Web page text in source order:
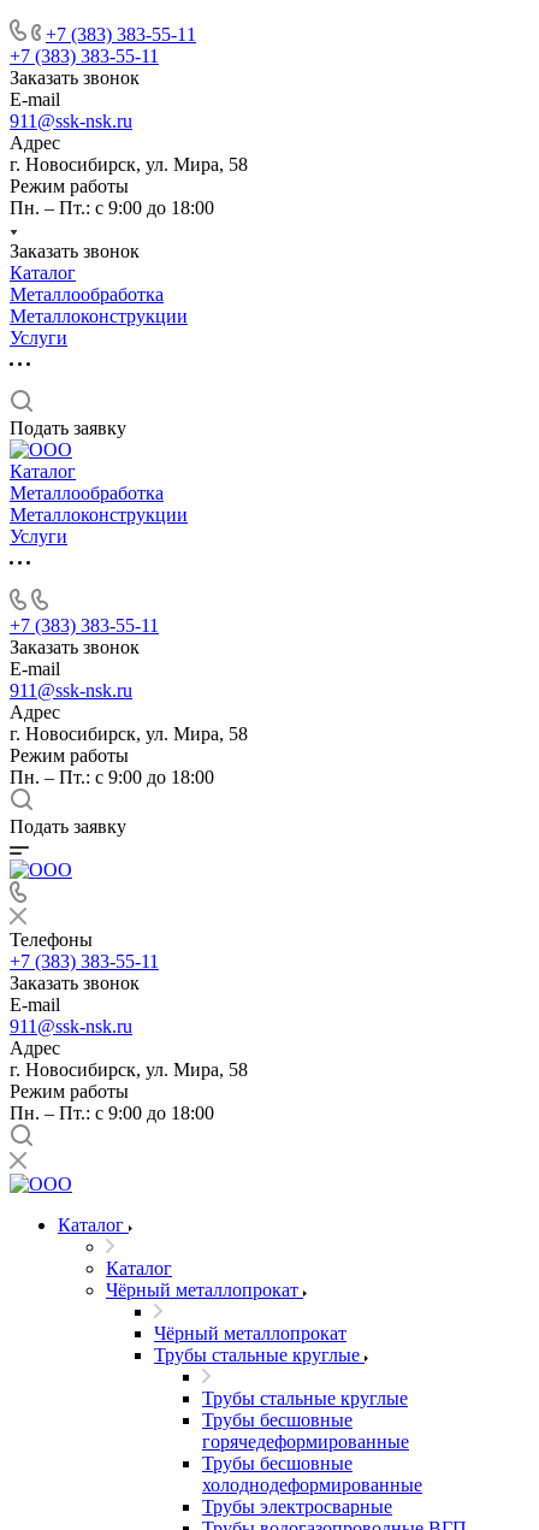
+7 (383) 383-55-11
+7 (383) 383-55-11
Заказать звонок
E-mail
911@ssk-nsk.ru
Адрес
г. Новосибирск, ул. Мира, 58
Режим работы
Пн. – Пт.: с 9:00 до 18:00
Заказать звонок
Каталог
Металлообработка
Металлоконструкции
Услуги
Подать заявку
Каталог
Металлообработка
Металлоконструкции
Услуги
+7 (383) 383-55-11
Заказать звонок
E-mail
911@ssk-nsk.ru
Адрес
г. Новосибирск, ул. Мира, 58
Режим работы
Пн. – Пт.: с 9:00 до 18:00
Подать заявку
Телефоны
+7 (383) 383-55-11
Заказать звонок
E-mail
911@ssk-nsk.ru
Адрес
г. Новосибирск, ул. Мира, 58
Режим работы
Пн. – Пт.: с 9:00 до 18:00
Каталог
Каталог
Чёрный металлопрокат
Чёрный металлопрокат
Трубы стальные круглые
Трубы стальные круглые
Трубы бесшовные
горячедеформированные
Трубы бесшовные
холоднодеформированные
Трубы электросварные